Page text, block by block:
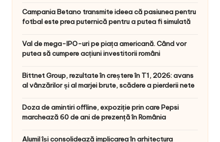
Campania Betano transmite ideea că pasiunea pentru
fotbal este prea puternică pentru a putea fi simulată
Val de mega-IPO-uri pe piața americană. Când vor
putea să cumpere acțiuni investitorii români
Bittnet Group, rezultate în creștere în T1, 2026: avans
al vânzărilor și al marjei brute, scădere a pierderii nete
Doza de amintiri offline, expoziție prin care Pepsi
marchează 60 de ani de prezență în România
Alumil își consolidează implicarea în arhitectura